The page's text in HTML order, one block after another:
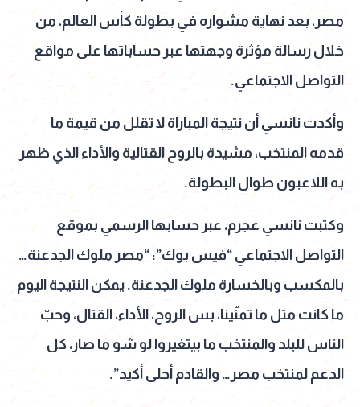
مصر، بعد نهاية مشواره في بطولة كأس العالم، من
خلال رسالة مؤثرة وجهتها عبر حساباتها على مواقع
التواصل الاجتماعي.
وأكدت نانسي أن نتيجة المباراة لا تقلل من قيمة ما
قدمه المنتخب، مشيدة بالروح القتالية والأداء الذي ظهر
به اللاعبون طوال البطولة.
وكتبت نانسي عجرم، عبر حسابها الرسمي بموقع
التواصل الاجتماعي “فيس بوك”: “مصر ملوك الجدعنة…
بالمكسب وبالخسارة ملوك الجدعنة. يمكن النتيجة اليوم
ما كانت متل ما تمنّينا، بس الروح، الأداء، القتال، وحبّ
الناس للبلد والمنتخب ما بيتغيروا لو شو ما صار، كل
الدعم لمنتخب مصر… والقادم أحلى أكيد”.